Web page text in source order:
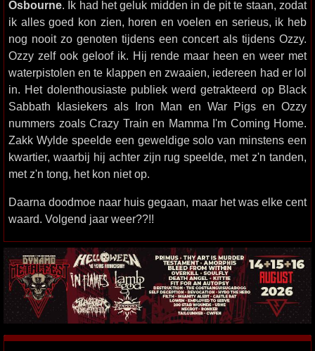
Osbourne. Ik had het geluk midden in de pit te staan, zodat
ik alles goed kon zien, horen en voelen en serieus, ik heb
nog nooit zo genoten tijdens een concert als tijdens Ozzy.
Ozzy zelf ook geloof ik. Hij rende maar heen en weer met
waterpistolen en te klappen en zwaaien, iedereen had er lol
in. Het dolenthousiaste publiek werd getrakteerd op Black
Sabbath klasiekers als Iron Man en War Pigs en Ozzy
nummers zoals Crazy Train en Mamma I'm Coming Home.
Zakk Wylde speelde een geweldige solo van minstens een
kwartier, waarbij hij achter zijn rug speelde, met z'n tanden,
met z'n tong, het kon niet op.
Daarna doodmoe naar huis gegaan, maar het was elke cent
waard. Volgend jaar weer??!!